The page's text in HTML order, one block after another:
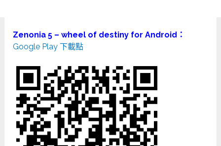
Zenonia 5 – wheel of destiny for Android：
Google Play 下載點